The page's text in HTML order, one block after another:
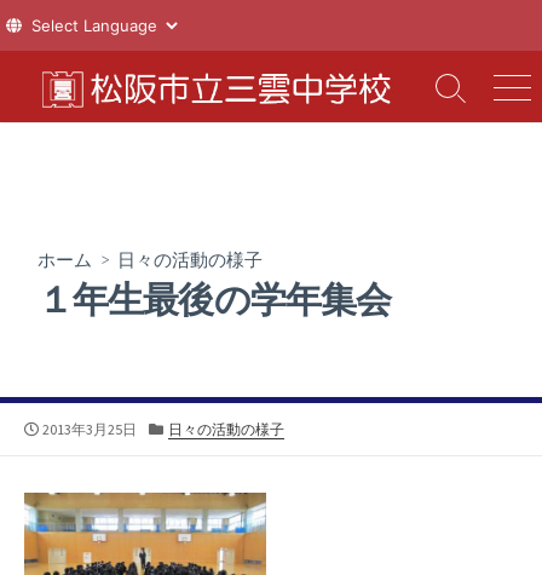
テ
検
索
メ
ニ
ホーム > 日々の活動の様子
１年生最後の学年集会
公
2013年3月25日
カ
リ
ー
日々の活動の様子